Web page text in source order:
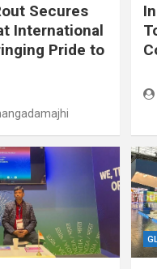
Secures
International
Pride to